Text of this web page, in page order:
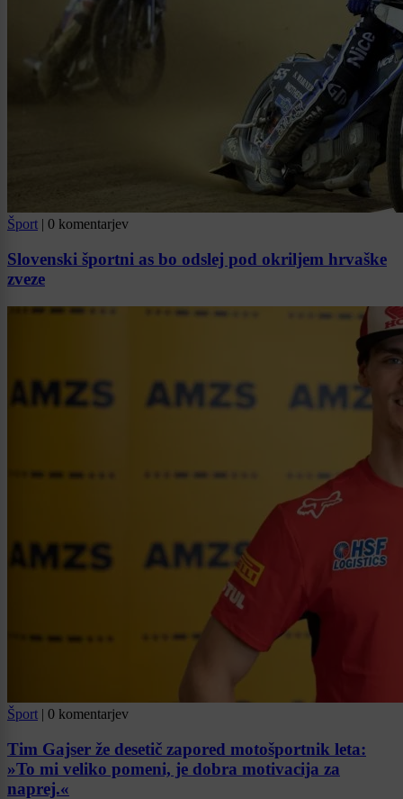
Šport | 0 komentarjev
Slovenski športni as bo odslej pod okriljem hrvaške
zveze
Šport | 0 komentarjev
Tim Gajser že desetič zapored motošportnik leta:
»To mi veliko pomeni, je dobra motivacija za
naprej.«